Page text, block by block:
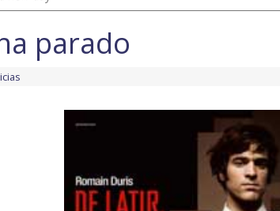
parado